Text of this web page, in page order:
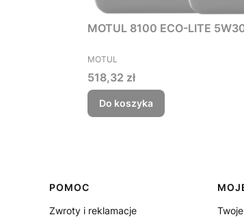
MOTUL 8100 ECO-LITE
PRODUCENT
MOTUL
Cena
518,32 zł
Do koszyka
Linki w stopce
POMOC
Zwroty i reklamacje